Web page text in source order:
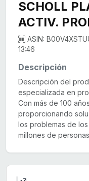
SCHOLL
ACTIV.
ASIN:
13:46
Descripción
Descripción del
especializada en
Con más de 100
proporcionando
los problemas de
millones de